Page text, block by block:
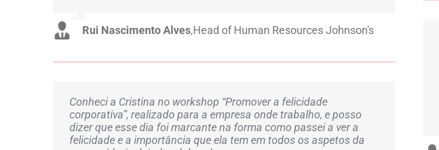
Rui Nascimento Alves,Head of Human Resources Johnson's
Conheci a Cristina no workshop “Promover a felicidade
corporativa”, realizado para a empresa onde trabalho, e posso
dizer que esse dia foi marcante na forma como passei a ver a
felicidade e a importância que ela tem em todos os aspetos da